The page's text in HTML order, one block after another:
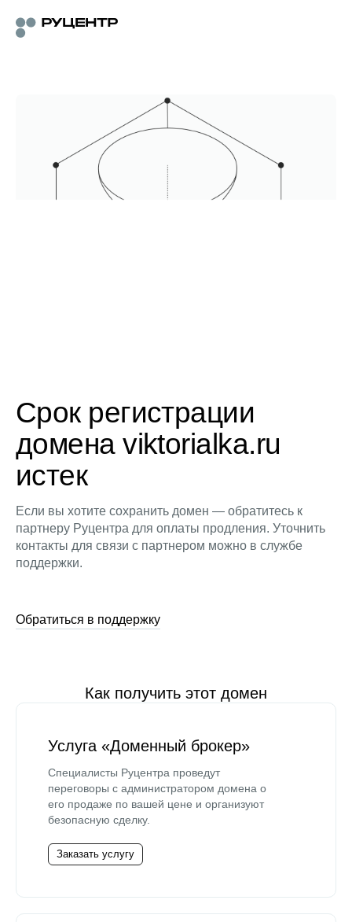
Срок регистрации
домена viktorialka.ru
истек
Если вы хотите сохранить домен — обратитесь к
партнеру Руцентра для оплаты продления. Уточнить
контакты для связи с партнером можно в службе
поддержки.
Обратиться в поддержку
Как получить этот домен
Услуга «Доменный брокер»
Специалисты Руцентра проведут
переговоры с администратором домена о
его продаже по вашей цене и организуют
безопасную сделку.
Заказать услугу